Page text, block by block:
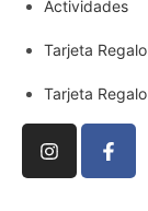
Actividades
Tarjeta Regalo
Tarjeta Regalo